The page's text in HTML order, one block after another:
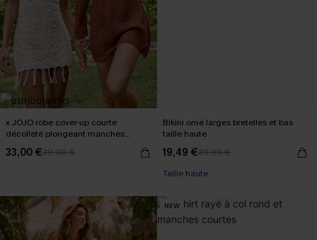
x JOJO robe cover-up courte
décolleté plongeant manches
33,00 €39,00 €
Bikini orné larges bretelles et bas
taille haute
19,49 €39,00 €
Taille haute
NEW